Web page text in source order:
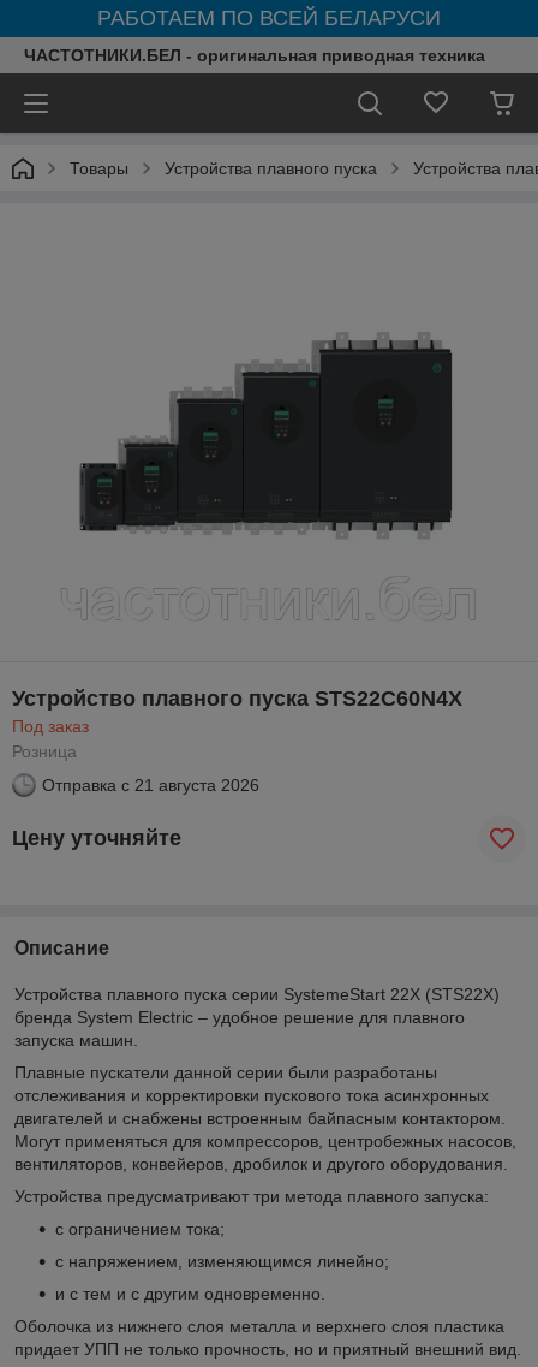
РАБОТАЕМ ПО ВСЕЙ БЕЛАРУСИ
ЧАСТОТНИКИ.БЕЛ - оригинальная приводная техника
Товары Устройства плавного пуска Устройства
Устройство плавного пуска STS22C60N4X
Под заказ
Розница
Отправка с 21 августа 2026
Цену уточняйте
Описание
Устройства плавного пуска серии SystemeStart 22Х (STS22Х)
бренда System Electric – удобное решение для плавного
запуска машин.
Плавные пускатели данной серии были разработаны
отслеживания и корректировки пускового тока асинхронных
двигателей и снабжены встроенным байпасным контактором.
Могут применяться для компрессоров, центробежных насосов,
вентиляторов, конвейеров, дробилок и другого оборудования.
Устройства предусматривают три метода плавного запуска:
с ограничением тока;
с напряжением, изменяющимся линейно;
и с тем и с другим одновременно.
Оболочка из нижнего слоя металла и верхнего слоя пластика
придает УПП не только прочность, но и приятный внешний вид.